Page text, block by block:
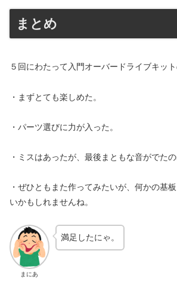
まとめ
５回にわたって入門オーバードライブキット
・まずとても楽しめた。
・パーツ選びに力が入った。
・ミスはあったが、最後まともな音がでたの
・ぜひともまた作ってみたいが、何かの基
いかもしれませんね。
まにあ
満足したにゃ。